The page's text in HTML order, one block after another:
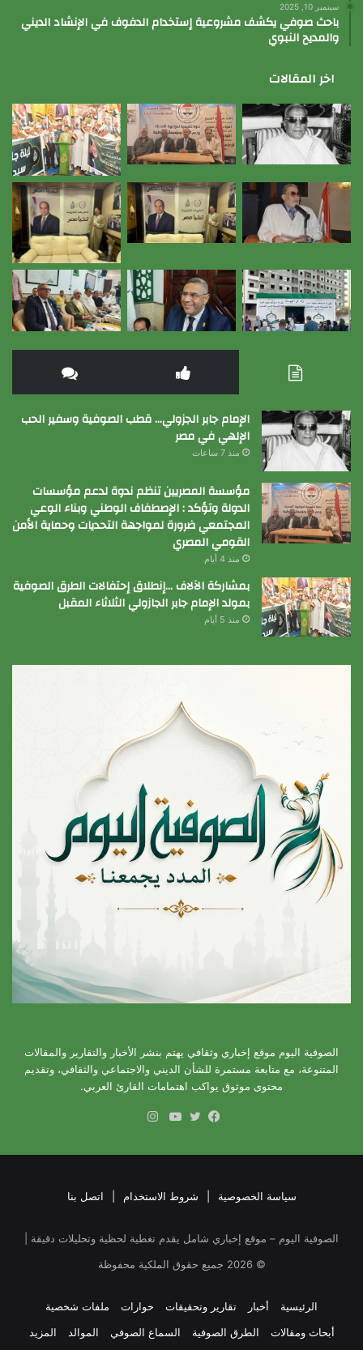
سبتمبر 10, 2025
باحث صوفي يكشف مشروعية إستخدام الدفوف في الإنشاد الديني
والمديح النبوي
اخر المقالات
الإمام جابر الجزولي… قطب الصوفية وسفير الحب
الإلهي في مصر
منذ 7 ساعات
مؤسسة المصريين تنظم ندوة لدعم مؤسسات
الدولة وتؤكد : الإصطفاف الوطني وبناء الوعي
المجتمعي ضرورة لمواجهة التحديات وحماية الأمن
القومي المصري
منذ 4 أيام
بمشاركة الآلاف …إنطلاق إحتفالات الطرق الصوفية
بمولد الإمام جابر الجازولي الثلاثاء المقبل
منذ 5 أيام
الصوفية اليوم موقع إخباري وثقافي يهتم بنشر الأخبار والتقارير والمقالات
المتنوعة، مع متابعة مستمرة للشأن الديني والاجتماعي والثقافي، وتقديم
محتوى موثوق يواكب اهتمامات القارئ العربي.
سياسة الخصوصية شروط الاستخدام اتصل بنا
الصوفية اليوم – موقع إخباري شامل يقدم تغطية لحظية وتحليلات دقيقة |
©
2026 جميع حقوق الملكية محفوظة
الرئيسية أخبار تقارير وتحقيقات حوارات
ملفات شخصية
أبحاث ومقالات
الطرق الصوفية السماع الصوفي الموالد المزيد